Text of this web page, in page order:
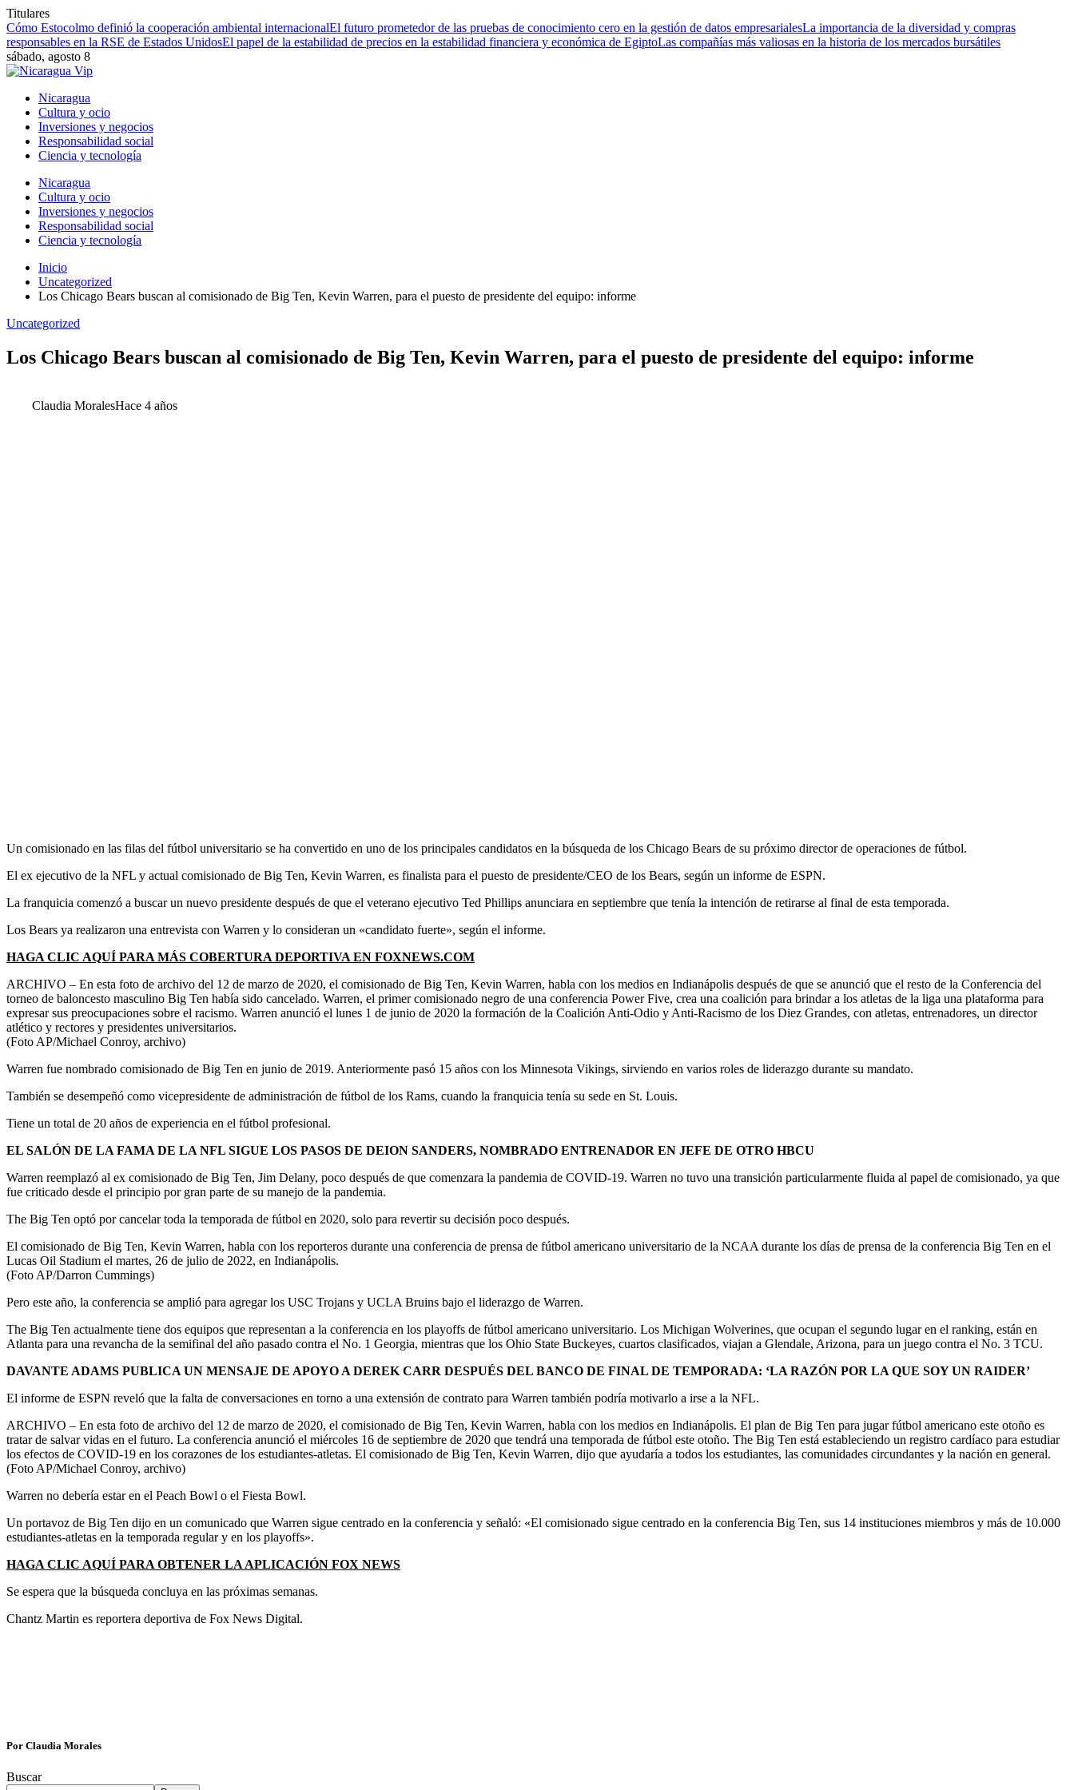
Titulares
Cómo Estocolmo definió la cooperación ambiental internacionalEl futuro prometedor de las pruebas de conocimiento cero en la gestión de datos empresarialesLa importancia de la diversidad y compras
responsables en la RSE de Estados UnidosEl papel de la estabilidad de precios en la estabilidad financiera y económica de EgiptoLas compañías más valiosas en la historia de los mercados bursátiles
sábado, agosto 8
Nicaragua
Cultura y ocio
Inversiones y negocios
Responsabilidad social
Ciencia y tecnología
Nicaragua
Cultura y ocio
Inversiones y negocios
Responsabilidad social
Ciencia y tecnología
Inicio
Uncategorized
Los Chicago Bears buscan al comisionado de Big Ten, Kevin Warren, para el puesto de presidente del equipo: informe
Uncategorized
Los Chicago Bears buscan al comisionado de Big Ten, Kevin Warren, para el puesto de presidente del equipo: informe
Claudia MoralesHace 4 años
Un comisionado en las filas del fútbol universitario se ha convertido en uno de los principales candidatos en la búsqueda de los Chicago Bears de su próximo director de operaciones de fútbol.
El ex ejecutivo de la NFL y actual comisionado de Big Ten, Kevin Warren, es finalista para el puesto de presidente/CEO de los Bears, según un informe de ESPN.
La franquicia comenzó a buscar un nuevo presidente después de que el veterano ejecutivo Ted Phillips anunciara en septiembre que tenía la intención de retirarse al final de esta temporada.
Los Bears ya realizaron una entrevista con Warren y lo consideran un «candidato fuerte», según el informe.
HAGA CLIC AQUÍ PARA MÁS COBERTURA DEPORTIVA EN FOXNEWS.COM
ARCHIVO – En esta foto de archivo del 12 de marzo de 2020, el comisionado de Big Ten, Kevin Warren, habla con los medios en Indianápolis después de que se anunció que el resto de la Conferencia del
torneo de baloncesto masculino Big Ten había sido cancelado. Warren, el primer comisionado negro de una conferencia Power Five, crea una coalición para brindar a los atletas de la liga una plataforma para
expresar sus preocupaciones sobre el racismo. Warren anunció el lunes 1 de junio de 2020 la formación de la Coalición Anti-Odio y Anti-Racismo de los Diez Grandes, con atletas, entrenadores, un director
atlético y rectores y presidentes universitarios.
(Foto AP/Michael Conroy, archivo)
Warren fue nombrado comisionado de Big Ten en junio de 2019. Anteriormente pasó 15 años con los Minnesota Vikings, sirviendo en varios roles de liderazgo durante su mandato.
También se desempeñó como vicepresidente de administración de fútbol de los Rams, cuando la franquicia tenía su sede en St. Louis.
Tiene un total de 20 años de experiencia en el fútbol profesional.
EL SALÓN DE LA FAMA DE LA NFL SIGUE LOS PASOS DE DEION SANDERS, NOMBRADO ENTRENADOR EN JEFE DE OTRO HBCU
Warren reemplazó al ex comisionado de Big Ten, Jim Delany, poco después de que comenzara la pandemia de COVID-19. Warren no tuvo una transición particularmente fluida al papel de comisionado, ya que
fue criticado desde el principio por gran parte de su manejo de la pandemia.
The Big Ten optó por cancelar toda la temporada de fútbol en 2020, solo para revertir su decisión poco después.
El comisionado de Big Ten, Kevin Warren, habla con los reporteros durante una conferencia de prensa de fútbol americano universitario de la NCAA durante los días de prensa de la conferencia Big Ten en el
Lucas Oil Stadium el martes, 26 de julio de 2022, en Indianápolis.
(Foto AP/Darron Cummings)
Pero este año, la conferencia se amplió para agregar los USC Trojans y UCLA Bruins bajo el liderazgo de Warren.
The Big Ten actualmente tiene dos equipos que representan a la conferencia en los playoffs de fútbol americano universitario. Los Michigan Wolverines, que ocupan el segundo lugar en el ranking, están en
Atlanta para una revancha de la semifinal del año pasado contra el No. 1 Georgia, mientras que los Ohio State Buckeyes, cuartos clasificados, viajan a Glendale, Arizona, para un juego contra el No. 3 TCU.
DAVANTE ADAMS PUBLICA UN MENSAJE DE APOYO A DEREK CARR DESPUÉS DEL BANCO DE FINAL DE TEMPORADA: ‘LA RAZÓN POR LA QUE SOY UN RAIDER’
El informe de ESPN reveló que la falta de conversaciones en torno a una extensión de contrato para Warren también podría motivarlo a irse a la NFL.
ARCHIVO – En esta foto de archivo del 12 de marzo de 2020, el comisionado de Big Ten, Kevin Warren, habla con los medios en Indianápolis. El plan de Big Ten para jugar fútbol americano este otoño es
tratar de salvar vidas en el futuro. La conferencia anunció el miércoles 16 de septiembre de 2020 que tendrá una temporada de fútbol este otoño. The Big Ten está estableciendo un registro cardíaco para estudiar
los efectos de COVID-19 en los corazones de los estudiantes-atletas. El comisionado de Big Ten, Kevin Warren, dijo que ayudaría a todos los estudiantes, las comunidades circundantes y la nación en general.
(Foto AP/Michael Conroy, archivo)
Warren no debería estar en el Peach Bowl o el Fiesta Bowl.
Un portavoz de Big Ten dijo en un comunicado que Warren sigue centrado en la conferencia y señaló: «El comisionado sigue centrado en la conferencia Big Ten, sus 14 instituciones miembros y más de 10.000
estudiantes-atletas en la temporada regular y en los playoffs».
HAGA CLIC AQUÍ PARA OBTENER LA APLICACIÓN FOX NEWS
Se espera que la búsqueda concluya en las próximas semanas.
Chantz Martin es reportera deportiva de Fox News Digital.
Por Claudia Morales
Buscar